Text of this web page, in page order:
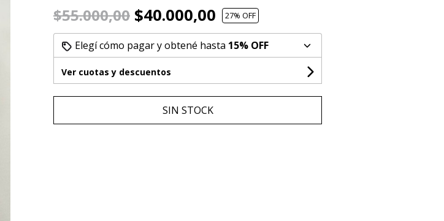
$55.000,00 $40.000,00 27% OFF
Elegí cómo pagar y obtené hasta 15% OFF
Ver cuotas y descuentos
SIN STOCK